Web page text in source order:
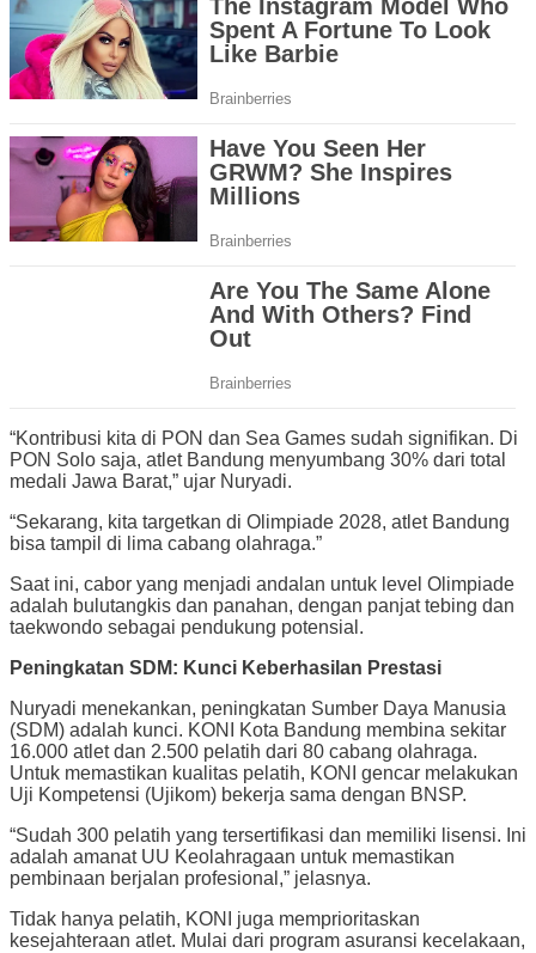
“Kontribusi kita di PON dan Sea Games sudah signifikan. Di
PON Solo saja, atlet Bandung menyumbang 30% dari total
medali Jawa Barat,” ujar Nuryadi.
“Sekarang, kita targetkan di Olimpiade 2028, atlet Bandung
bisa tampil di lima cabang olahraga.”
Saat ini, cabor yang menjadi andalan untuk level Olimpiade
adalah bulutangkis dan panahan, dengan panjat tebing dan
taekwondo sebagai pendukung potensial.
Peningkatan SDM: Kunci Keberhasilan Prestasi
Nuryadi menekankan, peningkatan Sumber Daya Manusia
(SDM) adalah kunci. KONI Kota Bandung membina sekitar
16.000 atlet dan 2.500 pelatih dari 80 cabang olahraga.
Untuk memastikan kualitas pelatih, KONI gencar melakukan
Uji Kompetensi (Ujikom) bekerja sama dengan BNSP.
“Sudah 300 pelatih yang tersertifikasi dan memiliki lisensi. Ini
adalah amanat UU Keolahragaan untuk memastikan
pembinaan berjalan profesional,” jelasnya.
Tidak hanya pelatih, KONI juga memprioritaskan
kesejahteraan atlet. Mulai dari program asuransi kecelakaan,